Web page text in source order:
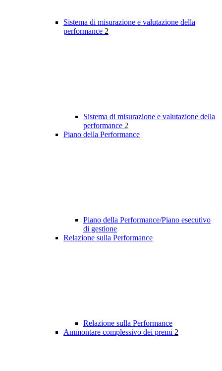
Sistema di misurazione e valutazione della
performance 2
Sistema di misurazione e valutazione della
performance 2
Piano della Performance
Piano della Performance/Piano esecutivo
di gestione
Relazione sulla Performance
Relazione sulla Performance
Ammontare complessivo dei premi 2